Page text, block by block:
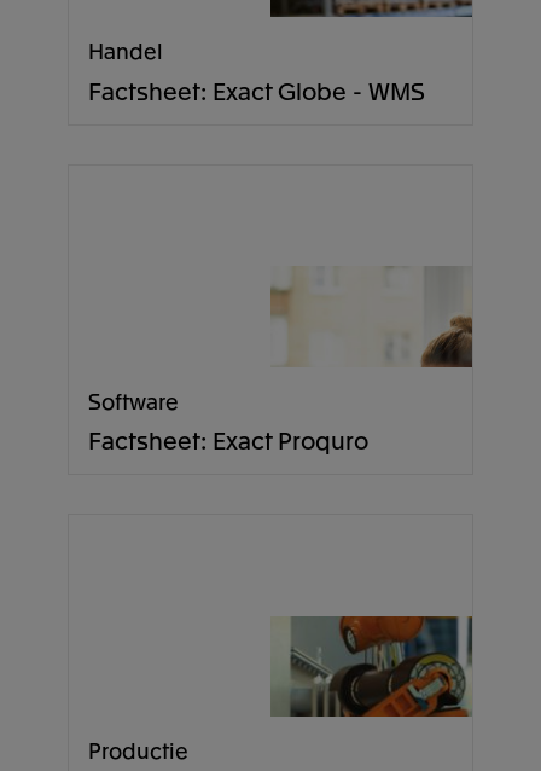
Handel
Factsheet: Exact Globe - WMS
Software
Factsheet: Exact Proquro
Productie